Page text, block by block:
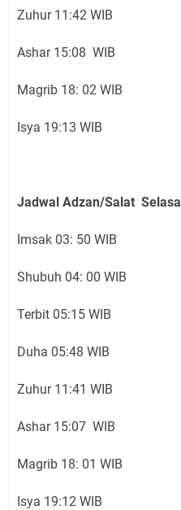
Zuhur 11:42 WIB
Ashar 15:08 WIB
Magrib 18: 02 WIB
Isya 19:13 WIB
Jadwal Adzan/Salat
Imsak 03: 50 WIB
Shubuh 04: 00 WIB
Terbit 05:15 WIB
Duha 05:48 WIB
Zuhur 11:41 WIB
Ashar 15:07 WIB
Magrib 18: 01 WIB
Isya 19:12 WIB